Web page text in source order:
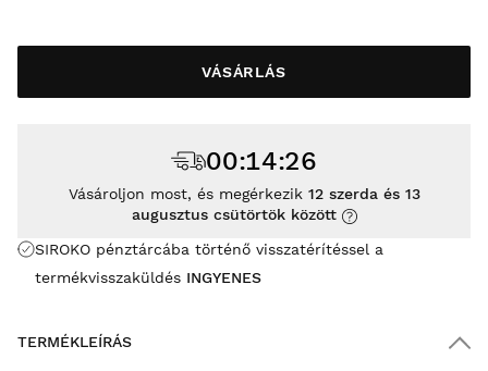
VÁSÁRLÁS
SIROKO pénztárcába történő visszatérítéssel a
termékvisszaküldés INGYENES
00:14:26
Vásároljon most, és megérkezik 12 szerda és 13
augusztus csütörtök között
TERMÉKLEÍRÁS